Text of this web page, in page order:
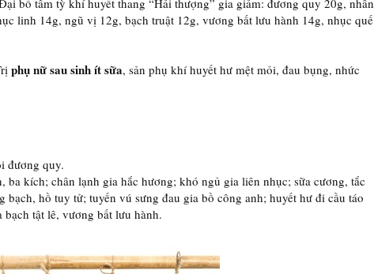
bổ tâm tỳ khí huyết thang “Hải thượng” gia giảm: đương quy 20g, nhân
linh 14g, ngũ vị 12g, bạch truật 12g, vương bất lưu hành 14g, nhục quế
phụ nữ sau sinh ít sữa, sản phụ khí huyết hư mệt mỏi, đau bụng, nhức
đương quy.
kích; chân lạnh gia hắc hương; khó ngủ gia liên nhục; sữa cương, tắc
hồ tuy tử; tuyến vú sưng đau gia bồ công anh; huyết hư đi cầu táo
tật lê, vương bất lưu hành.